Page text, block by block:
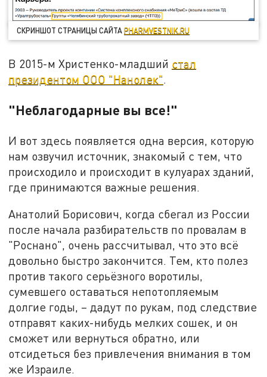
СКРИНШОТ СТРАНИЦЫ САЙТАPHARMVESTNIK.RU
В 2015-м Христенко-младший стал
президентом ООО "Нанолек"
"Неблагодарные вы все!"
И вот здесь появляется одна версия, которую
нам озвучил источник, знакомый с тем, что
происходило и происходит в кулуарах зданий,
где принимаются важные решения.
Анатолий Борисович, когда сбегал из России
после начала разбирательств по провалам в
"Роснано", очень рассчитывал, что это всё
довольно быстро закончится. Тем, кто полез
против такого серьёзного воротилы,
сумевшего оставаться непотопляемым
долгие годы, – дадут по рукам, под следствие
отправят каких-нибудь мелких сошек, и он
сможет или вернуться обратно, или
отсидеться без привлечения внимания в том
же Израиле.